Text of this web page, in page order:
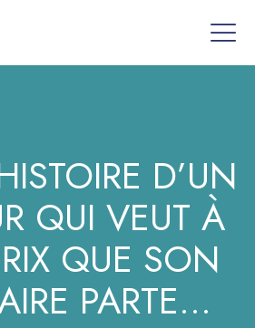
D’UN
QUI VEUT À
QUE SON
PARTE…